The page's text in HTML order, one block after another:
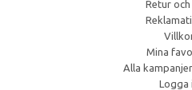
Retur
Mina
Alla
Logga